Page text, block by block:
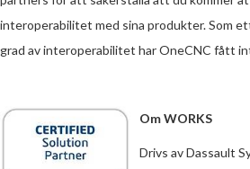
interoperabilitet med sina produkter. Som
grad av interoperabilitet har OneCNC fått
Om WORKS
Drivs av Dassault